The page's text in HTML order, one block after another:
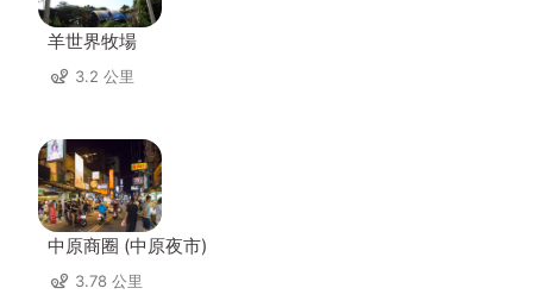
羊世界牧場
3.2 公里
中原商圈 (中原夜市)
3.78 公里